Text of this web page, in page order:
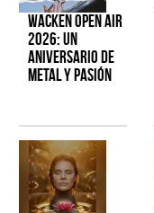
Wacken Open Air
2026: Un
aniversario de
metal y pasión